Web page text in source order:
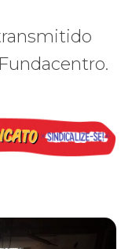
da Paz